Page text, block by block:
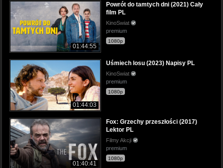
01:44:55
Powrót do tamtych dni (2021) Cały
film PL
KinoSwiat
premium
1080p
01:44:03
Uśmiech losu (2023) Napisy PL
KinoSwiat
premium
1080p
01:40:41
Fox: Grzechy przeszłości (2017)
Lektor PL
Filmy Akcji
premium
1080p